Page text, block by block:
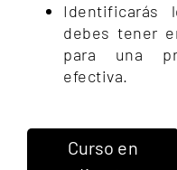
Identificarás
debes tener
para una
efectiva.
Curso en